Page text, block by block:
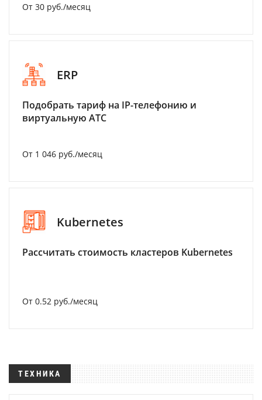
От 30 руб./месяц
ERP
Подобрать тариф на IP-телефонию и
виртуальную АТС
От 1 046 руб./месяц
Kubernetes
Рассчитать стоимость кластеров Kubernetes
От 0.52 руб./месяц
ТЕХНИКА